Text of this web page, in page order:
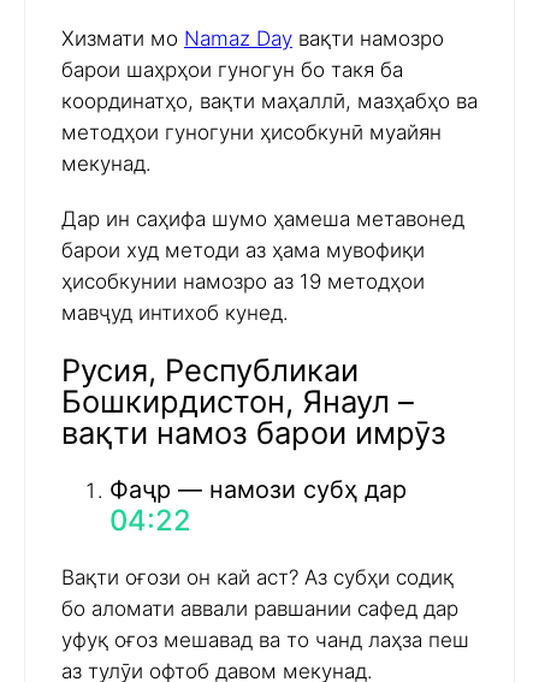
Хизмати мо Namaz Day вақти намозро
барои шаҳрҳои гуногун бо такя ба
координатҳо, вақти маҳаллӣ, мазҳабҳо ва
методҳои гуногуни ҳисобкунӣ муайян
мекунад.
Дар ин саҳифа шумо ҳамеша метавонед
барои худ методи аз ҳама мувофиқи
ҳисобкунии намозро аз 19 методҳои
мавҷуд интихоб кунед.
Русия, Республикаи
Бошкирдистон, Янаул –
вақти намоз барои имрӯз
Фаҷр — намози субҳ дар
04:22
Вақти оғози он кай аст? Аз субҳи содиқ
бо аломати аввали равшании сафед дар
уфуқ оғоз мешавад ва то чанд лаҳза пеш
аз тулӯи офтоб давом мекунад.